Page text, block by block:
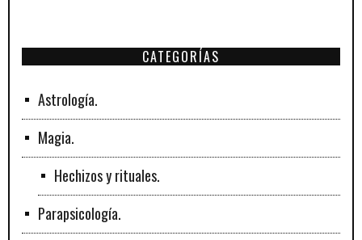
CATEGORÍAS
Astrología.
Magia.
Hechizos y rituales.
Parapsicología.